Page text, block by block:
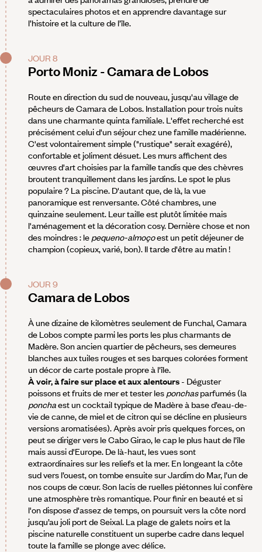
spectaculaires photos et en apprendre davantage sur
l’histoire et la culture de l’île.
JOUR 8
Porto Moniz - Camara de Lobos
Route en direction du sud de nouveau, jusqu'au village de
pêcheurs de Camara de Lobos. Installation pour trois nuits
dans une charmante quinta familiale. L'effet recherché est
précisément celui d'un séjour chez une famille madérienne.
C'est volontairement simple ("rustique" serait exagéré),
confortable et joliment désuet. Les murs affichent des
œuvres d'art choisies par la famille tandis que des chèvres
broutent tranquillement dans les jardins. Le spot le plus
populaire ? La piscine. D'autant que, de là, la vue
panoramique est renversante. Côté chambres, une
quinzaine seulement. Leur taille est plutôt limitée mais
l'aménagement et la décoration cosy. Dernière chose et non
des moindres : le pequeno-almoçoest un petit déjeuner de
champion (copieux, varié, bon). Il tarde d'être au matin !
JOUR 9
Camara de Lobos
À une dizaine de kilomètres seulement de Funchal, Camara
de Lobos compte parmi les ports les plus charmants de
Madère. Son ancien quartier de pêcheurs, ses demeures
blanches aux tuiles rouges et ses barques colorées forment
un décor de carte postale propre à l'île.
À voir, à faire sur place et aux alentours- Déguster
poissons et fruits de mer et tester les ponchasparfumés (la
ponchaest un cocktail typique de Madère à base d’eau-de-
vie de canne, de miel et de citron qui se décline en plusieurs
versions aromatisées). Après avoir pris quelques forces, on
peut se diriger vers le Cabo Girao, le cap le plus haut de l'île
mais aussi d'Europe. De là-haut, les vues sont
extraordinaires sur les reliefs et la mer. En longeant la côte
sud vers l’ouest, on tombe ensuite sur Jardim do Mar, l’un de
nos coups de cœur. Son lacis de ruelles piétonnes lui confère
une atmosphère très romantique. Pour finir en beauté et si
l'on dispose d'assez de temps, on poursuit vers la côte nord
jusqu’au joli port de Seixal. La plage de galets noirs et la
piscine naturelle constituent un superbe cadre dans lequel
toute la famille se plonge avec délice.